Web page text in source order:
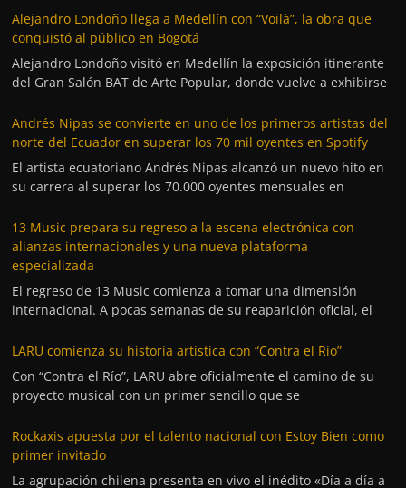
Alejandro Londoño llega a Medellín con “Voilà”, la obra que
conquistó al público en Bogotá
Alejandro Londoño visitó en Medellín la exposición itinerante
del Gran Salón BAT de Arte Popular, donde vuelve a exhibirse
Andrés Nipas se convierte en uno de los primeros artistas del
norte del Ecuador en superar los 70 mil oyentes en Spotify
El artista ecuatoriano Andrés Nipas alcanzó un nuevo hito en
su carrera al superar los 70.000 oyentes mensuales en
13 Music prepara su regreso a la escena electrónica con
alianzas internacionales y una nueva plataforma
especializada
El regreso de 13 Music comienza a tomar una dimensión
internacional. A pocas semanas de su reaparición oficial, el
LARU comienza su historia artística con “Contra el Río”
Con “Contra el Río”, LARU abre oficialmente el camino de su
proyecto musical con un primer sencillo que se
Rockaxis apuesta por el talento nacional con Estoy Bien como
primer invitado
La agrupación chilena presenta en vivo el inédito «Día a día a